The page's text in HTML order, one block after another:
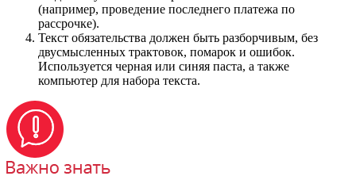
(например, проведение последнего платежа по
рассрочке).
Текст обязательства должен быть разборчивым, без
двусмысленных трактовок, помарок и ошибок.
Используется черная или синяя паста, а также
компьютер для набора текста.